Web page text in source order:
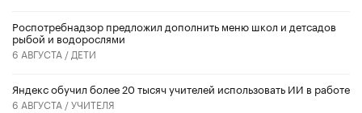
Роспотребнадзор предложил дополнить меню школ и детсадов
рыбой и водорослями
6 АВГУСТА / ДЕТИ
​Яндекс обучил более 20 тысяч учителей использовать ИИ в работе
6 АВГУСТА /УЧИТЕЛЯ